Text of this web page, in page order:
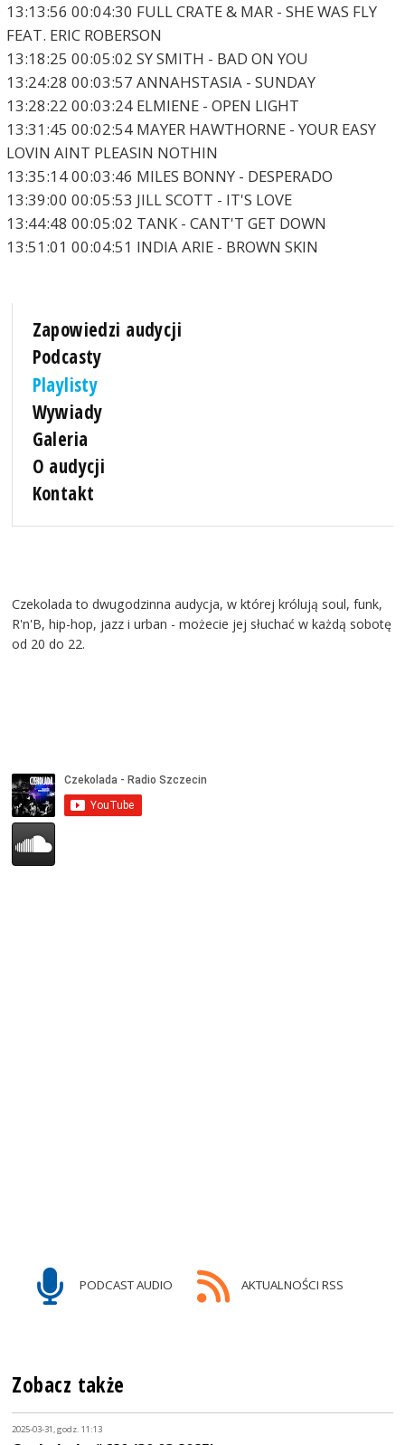
13:13:56 00:04:30 FULL CRATE & MAR - SHE WAS FLY
FEAT. ERIC ROBERSON
13:18:25 00:05:02 SY SMITH - BAD ON YOU
13:24:28 00:03:57 ANNAHSTASIA - SUNDAY
13:28:22 00:03:24 ELMIENE - OPEN LIGHT
13:31:45 00:02:54 MAYER HAWTHORNE - YOUR EASY
LOVIN AINT PLEASIN NOTHIN
13:35:14 00:03:46 MILES BONNY - DESPERADO
13:39:00 00:05:53 JILL SCOTT - IT'S LOVE
13:44:48 00:05:02 TANK - CANT'T GET DOWN
13:51:01 00:04:51 INDIA ARIE - BROWN SKIN
Zapowiedzi audycji
Podcasty
Playlisty
Wywiady
Galeria
O audycji
Kontakt
Czekolada to dwugodzinna audycja, w której królują soul, funk,
R'n'B, hip-hop, jazz i urban - możecie jej słuchać w każdą sobotę
od 20 do 22.
PODCAST AUDIO AKTUALNOŚCI RSS
Zobacz także
2025-03-31, godz. 11:13